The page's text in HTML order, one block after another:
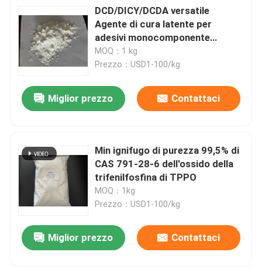
Prodotti chimici speciali
DCD/DICY/DCDA versatile
Agente di cura latente per
adesivi monocomponente
Rivestimenti in polvere
epossidica Prepregs e adesivi a
MOQ：1 kg
Prezzo：USD1-100/kg
Miglior prezzo Contattaci
Min ignifugo di purezza 99,5% di
CAS 791-28-6 dell'ossido della
trifenilfosfina di TPPO
MOQ：1kg
Prezzo：USD1-100/kg
Miglior prezzo Contattaci